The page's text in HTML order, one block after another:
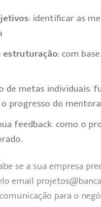
: identificar as
estruturação:com
de metas individuais:
progresso do
feedback: como o
se a sua empresa
email
para o